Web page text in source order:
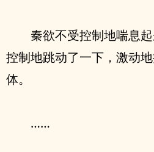
秦欲不受控制地喘息
控制地跳动了一下，激动
体。
……